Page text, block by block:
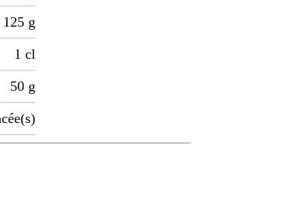
125 g
1 cl
50 g